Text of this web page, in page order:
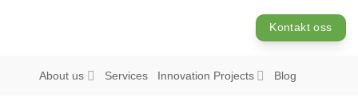
Kontakt oss
About us Services Innovation Projects Blog